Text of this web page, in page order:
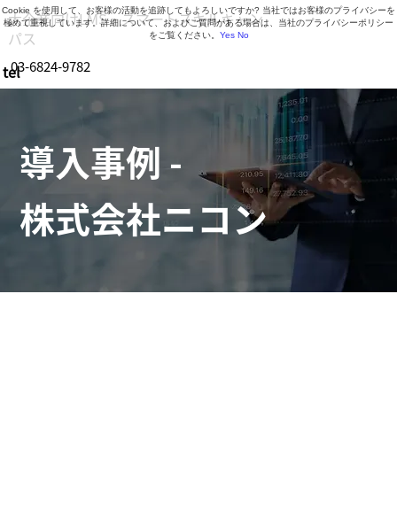
tel03-6824-9782
大企業向けLMS・スマートスキルキャン
パス
導入事例 -
株式会社ニコン
Cookie を使用して、お客様の活動を追跡してもよろしいですか? 当社ではお客様のプライバシーを
極めて重視しています。詳細について、およびご質問がある場合は、当社のプライバシーポリシー
をご覧ください。 Yes No